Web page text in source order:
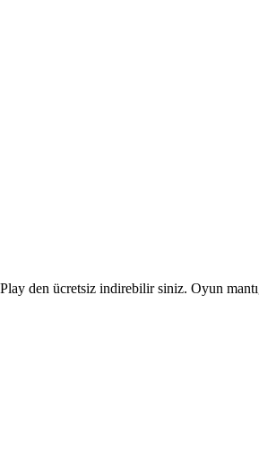
den ücretsiz indirebilir siniz. Oyun